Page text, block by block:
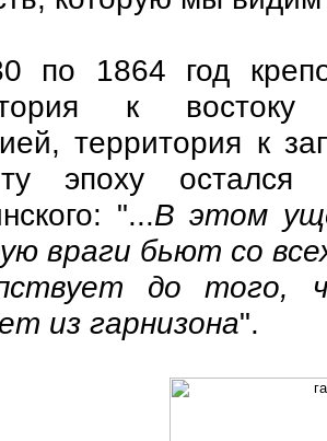
по 1864 год
к востоку
территория к
эпоху остался
"...В этом
враги бьют со
до того,
из гарнизона".